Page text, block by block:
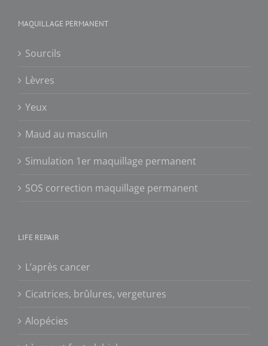
MAQUILLAGE PERMANENT
Sourcils
Lèvres
Yeux
Maud au masculin
Simulation 1er maquillage permanent
SOS correction maquillage permanent
LIFE REPAIR
L’après cancer
Cicatrices, brûlures, vergetures
Alopécies